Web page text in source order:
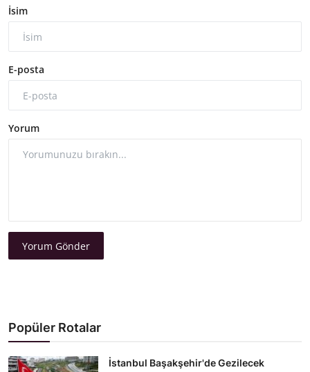
İsim
E-posta
Yorum
Yorum Gönder
Popüler Rotalar
İstanbul Başakşehir'de Gezilecek